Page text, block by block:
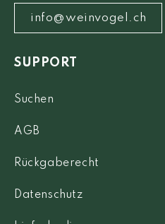
info@weinvogel.ch
SUPPORT
Suchen
AGB
Rückgaberecht
Datenschutz